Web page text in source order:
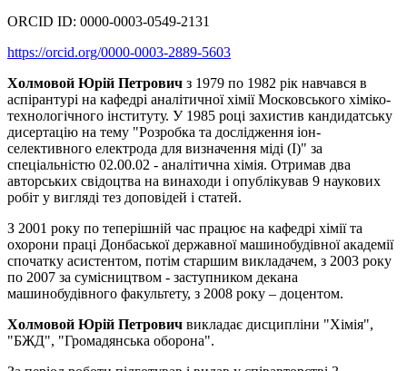
ORCID ID: 0000-0003-0549-2131
https://orcid.org/0000-0003-2889-5603
Холмовой Юрій Петрович з 1979 по 1982 рік навчався в
аспірантурі на кафедрі аналітичної хімії Московського хіміко-
технологічного інституту. У 1985 році захистив кандидатську
дисертацію на тему "Розробка та дослідження іон-
селективного електрода для визначення міді (І)" за
спеціальністю 02.00.02 - аналітична хімія. Отримав два
авторських свідоцтва на винаходи і опублікував 9 наукових
робіт у вигляді тез доповідей і статей.
З 2001 року по теперішній час працює на кафедрі хімії та
охорони праці Донбаської державної машинобудівної академії
спочатку асистентом, потім старшим викладачем, з 2003 року
по 2007 за сумісництвом - заступником декана
машинобудівного факультету, з 2008 року – доцентом.
Холмовой Юрій Петрович викладає дисципліни "Хімія",
"БЖД", "Громадянська оборона".